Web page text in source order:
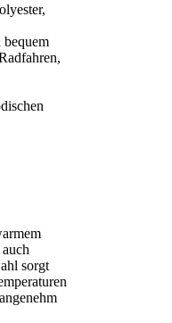
bequem
sorgt